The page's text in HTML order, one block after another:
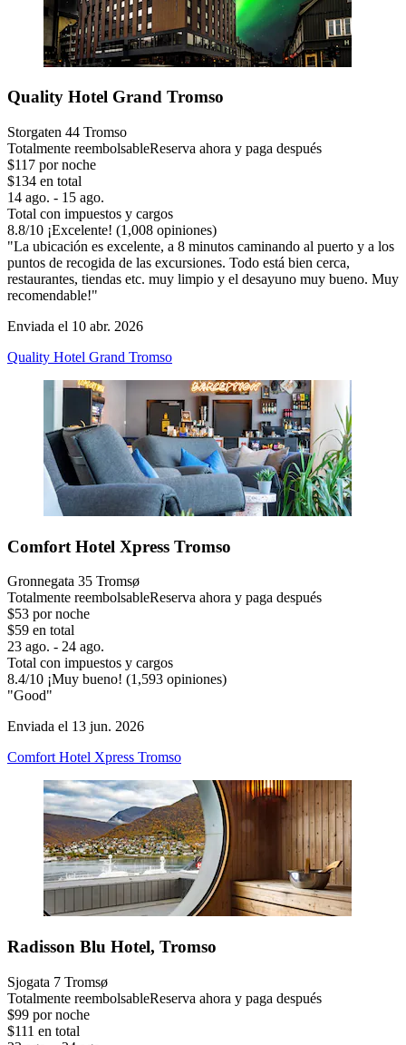
Quality Hotel Grand Tromso
Storgaten 44 Tromso
Totalmente reembolsableReserva ahora y paga después
$117 por noche
$134 en total
14 ago. - 15 ago.
Total con impuestos y cargos
8.8/10 ¡Excelente! (1,008 opiniones)
"La ubicación es excelente, a 8 minutos caminando al puerto y a los
puntos de recogida de las excursiones. Todo está bien cerca,
restaurantes, tiendas etc. muy limpio y el desayuno muy bueno. Muy
recomendable!"
Enviada el 10 abr. 2026
Quality Hotel Grand Tromso
Comfort Hotel Xpress Tromso
Gronnegata 35 Tromsø
Totalmente reembolsableReserva ahora y paga después
$53 por noche
$59 en total
23 ago. - 24 ago.
Total con impuestos y cargos
8.4/10 ¡Muy bueno! (1,593 opiniones)
"Good"
Enviada el 13 jun. 2026
Comfort Hotel Xpress Tromso
Radisson Blu Hotel, Tromso
Sjogata 7 Tromsø
Totalmente reembolsableReserva ahora y paga después
$99 por noche
$111 en total